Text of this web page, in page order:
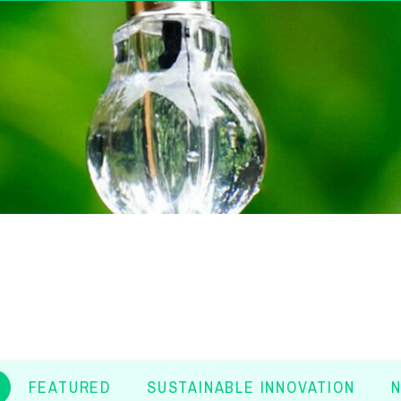
FEATURED SUSTAINABLE INNOVATION